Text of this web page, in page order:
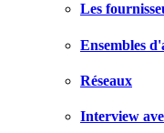
Les
Ensembles
Réseaux
Interview